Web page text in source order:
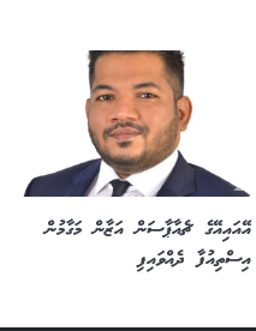
އޭއައިއޭގެ ޗެއާޕާސަން އަޒާން މަގާމުން
އިސްތިއުފާ ދެއްވައިފި